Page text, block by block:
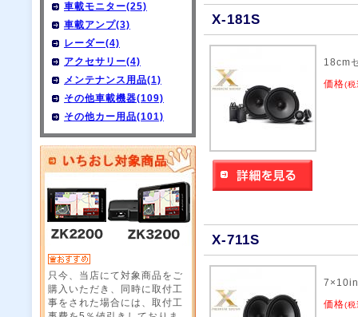
車載モニター(25)
車載アンプ(3)
レーダー(4)
アクセサリー(4)
メンテナンス用品(1)
その他車載機器(109)
その他カー用品(101)
只今、当店にて対象商品をご
購入いただき、同時に取付工
事をされた場合には、取付工
X-181S
18cm
価格(税
X-711S
価格(税